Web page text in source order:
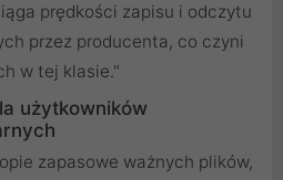
prędkości zapisu i odczytu
przez producenta, co czyni
w tej klasie."
użytkowników
zapasowe ważnych plików,